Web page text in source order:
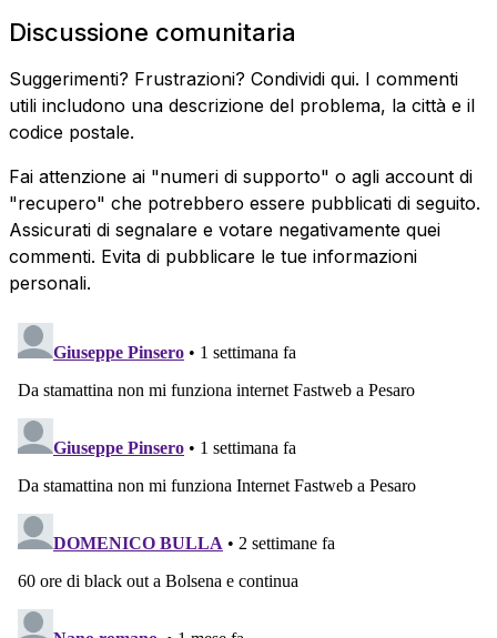
Discussione comunitaria
Suggerimenti? Frustrazioni? Condividi qui. I commenti
utili includono una descrizione del problema, la città e il
codice postale.
Fai attenzione ai "numeri di supporto" o agli account di
"recupero" che potrebbero essere pubblicati di seguito.
Assicurati di segnalare e votare negativamente quei
commenti. Evita di pubblicare le tue informazioni
personali.